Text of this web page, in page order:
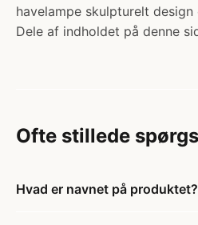
havelampe skulpturelt
Dele af indholdet på denne
Ofte stillede
Hvad er navnet på produktet?